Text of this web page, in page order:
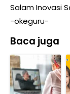
Salam Inovasi
-okeguru-
Baca juga